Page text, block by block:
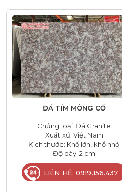
ĐÁ TÍM MÔNG CỔ
Chủng loại: Đá Granite
Xuất xứ: Việt Nam
Kích thước: Khổ lớn, khổ nhỏ
Độ dày: 2 cm
LIÊN HỆ: 0919.156.437